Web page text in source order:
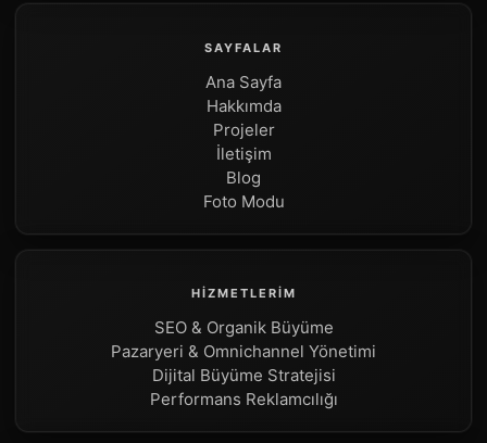
SAYFALAR
Ana Sayfa
Hakkımda
Projeler
İletişim
Blog
Foto Modu
HİZMETLERİM
SEO & Organik Büyüme
Pazaryeri & Omnichannel Yönetimi
Dijital Büyüme Stratejisi
Performans Reklamcılığı